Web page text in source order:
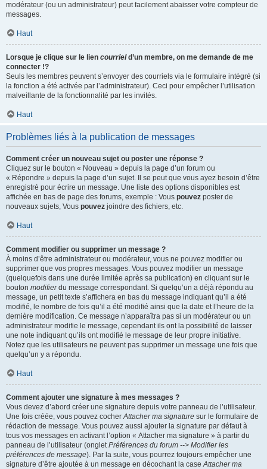
modérateur (ou un administrateur) peut facilement abaisser votre compteur de
messages.
Haut
Lorsque je clique sur le lien courrield’un membre, on me demande de me
connecter !?
Seuls les membres peuvent s’envoyer des courriels via le formulaire intégré (si
la fonction a été activée par l’administrateur). Ceci pour empêcher l’utilisation
malveillante de la fonctionnalité par les invités.
Haut
Problèmes liés à la publication de messages
Comment créer un nouveau sujet ou poster une réponse ?
Cliquez sur le bouton « Nouveau » depuis la page d’un forum ou
« Répondre » depuis la page d’un sujet. Il se peut que vous ayez besoin d’être
enregistré pour écrire un message. Une liste des options disponibles est
affichée en bas de page des forums, exemple : Vous pouvez poster de
nouveaux sujets, Vous pouvez joindre des fichiers, etc.
Haut
Comment modifier ou supprimer un message ?
À moins d’être administrateur ou modérateur, vous ne pouvez modifier ou
supprimer que vos propres messages. Vous pouvez modifier un message
(quelquefois dans une durée limitée après sa publication) en cliquant sur le
bouton modifierdu message correspondant. Si quelqu’un a déjà répondu au
message, un petit texte s’affichera en bas du message indiquant qu’il a été
modifié, le nombre de fois qu’il a été modifié ainsi que la date et l’heure de la
dernière modification. Ce message n’apparaîtra pas si un modérateur ou un
administrateur modifie le message, cependant ils ont la possibilité de laisser
une note indiquant qu’ils ont modifié le message de leur propre initiative.
Notez que les utilisateurs ne peuvent pas supprimer un message une fois que
quelqu’un y a répondu.
Haut
Comment ajouter une signature à mes messages ?
Vous devez d’abord créer une signature depuis votre panneau de l’utilisateur.
Une fois créée, vous pouvez cocherAttacher ma signature sur le formulaire de
rédaction de message. Vous pouvez aussi ajouter la signature par défaut à
tous vos messages en activant l’option « Attacher ma signature » à partir du
panneau de l’utilisateur (ongletPréférences du forum --> Modifier les
préférences de message). Par la suite, vous pourrez toujours empêcher une
signature d’être ajoutée à un message en décochant la caseAttacher ma